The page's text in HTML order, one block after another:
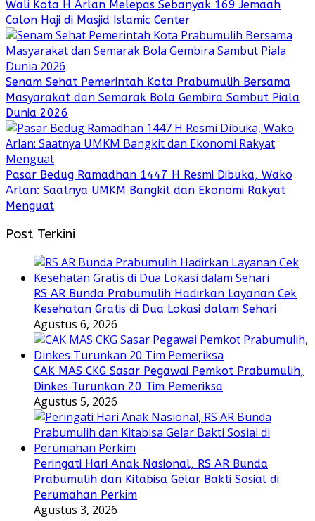
Wali Kota H Arlan Melepas Sebanyak 169 Jemaah
Calon Haji di Masjid Islamic Center
Senam Sehat Pemerintah Kota Prabumulih Bersama
Masyarakat dan Semarak Bola Gembira Sambut Piala
Dunia 2026
Pasar Bedug Ramadhan 1447 H Resmi Dibuka, Wako
Arlan: Saatnya UMKM Bangkit dan Ekonomi Rakyat
Menguat
Post Terkini
RS AR Bunda Prabumulih Hadirkan Layanan Cek
Kesehatan Gratis di Dua Lokasi dalam Sehari
Agustus 6, 2026
CAK MAS CKG Sasar Pegawai Pemkot Prabumulih,
Dinkes Turunkan 20 Tim Pemeriksa
Agustus 5, 2026
Peringati Hari Anak Nasional, RS AR Bunda
Prabumulih dan Kitabisa Gelar Bakti Sosial di
Perumahan Perkim
Agustus 3, 2026